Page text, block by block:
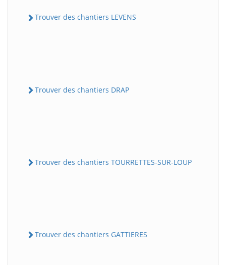
Trouver des chantiers LEVENS
Trouver des chantiers DRAP
Trouver des chantiers TOURRETTES-SUR-LOUP
Trouver des chantiers GATTIERES